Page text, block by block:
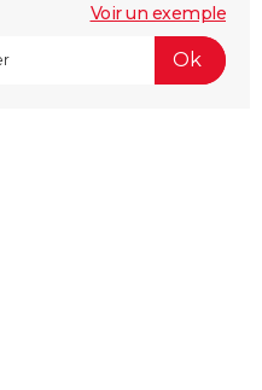
Voir un exemple